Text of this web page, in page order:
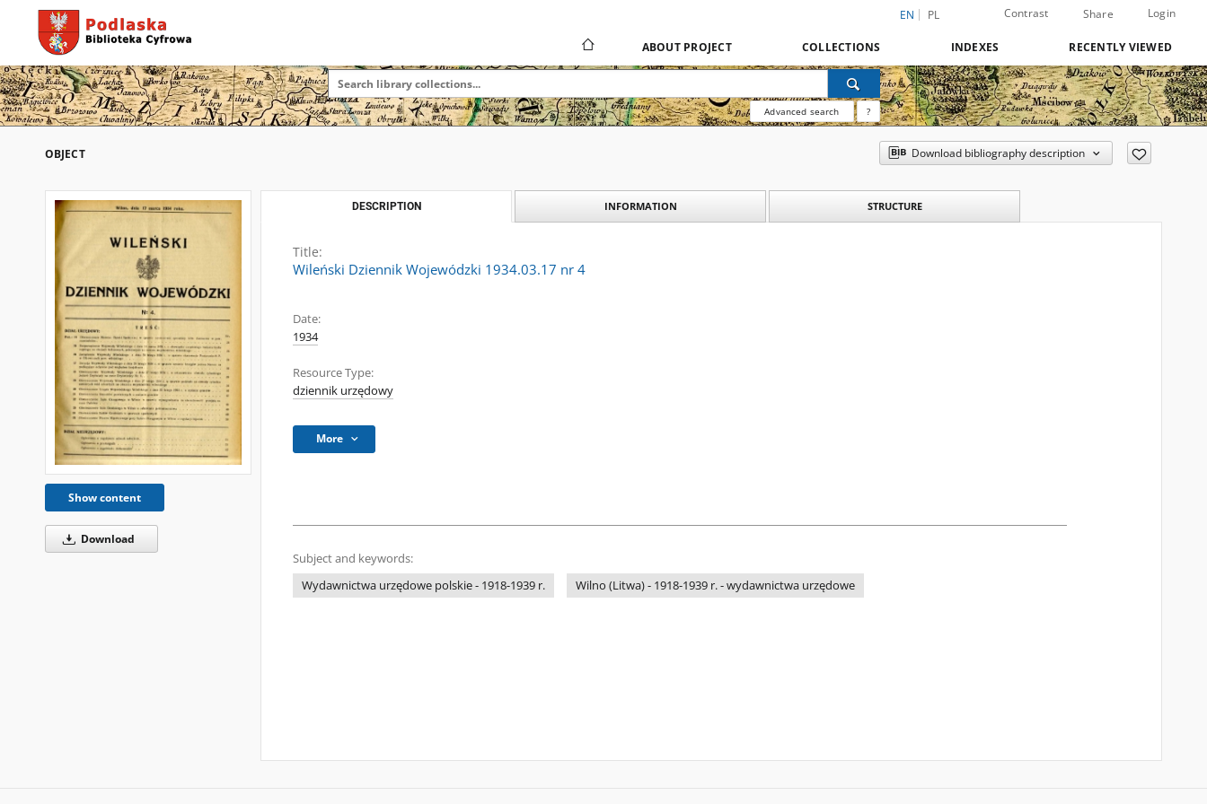
EN PL Contrast Share Login
ABOUT PROJECT COLLECTIONS INDEXES RECENTLY VIEWED
Advanced search ?
OBJECT Download bibliography description
Show content
Download
DESCRIPTION INFORMATION STRUCTURE
Title:
Wileński Dziennik Wojewódzki 1934.03.17 nr 4
Date:
1934
Resource Type:
dziennik urzędowy
More
Subject and keywords:
Wydawnictwa urzędowe polskie - 1918-1939 r.
Wilno (Litwa) - 1918-1939 r. - wydawnictwa urzędowe